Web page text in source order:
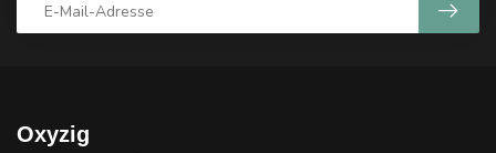
Oxyzig